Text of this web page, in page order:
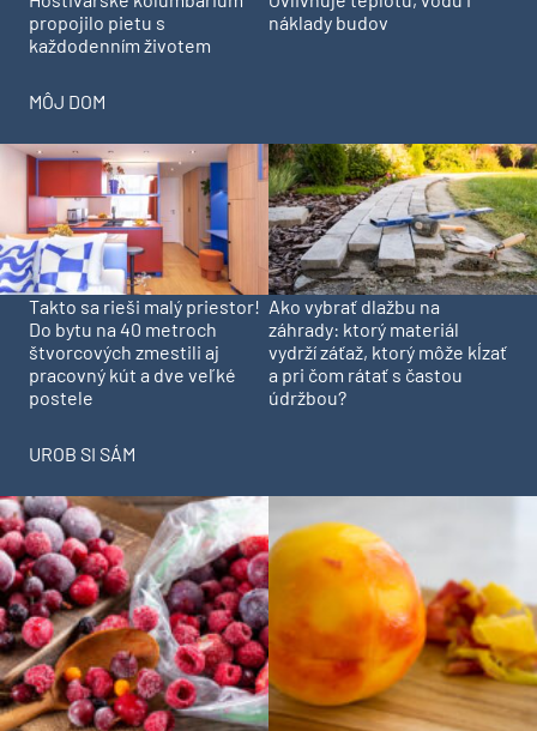
propojilo pietu s
každodenním životem
náklady budov
MÔJ DOM
Takto sa rieši malý priestor!
Do bytu na 40 metroch
štvorcových zmestili aj
pracovný kút a dve veľké
postele
Ako vybrať dlažbu na
záhrady: ktorý materiál
vydrží záťaž, ktorý môže kĺzať
a pri čom rátať s častou
údržbou?
UROB SI SÁM